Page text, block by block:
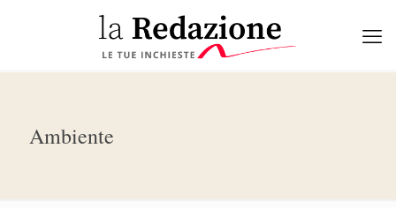
Ambiente